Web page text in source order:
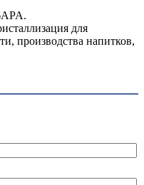
для
производства напитков,